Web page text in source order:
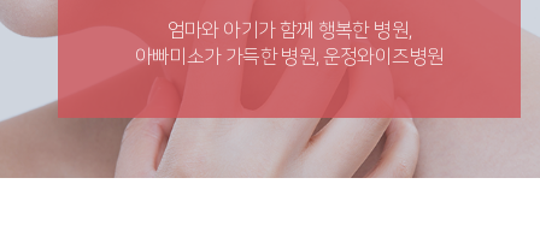
엄마와 아기가 함께 행복한 병원,
아빠미소가 가득한 병원, 운정와이즈병원